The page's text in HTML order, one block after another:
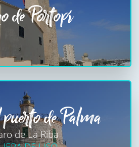
de Portopí
de Palma
de La Riba